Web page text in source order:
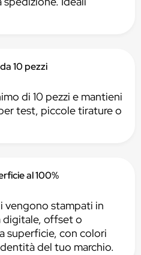
10 pezzi
di 10 pezzi e mantieni
test, piccole tirature o
al 100%
vengono stampati in
digitale, offset o
superficie, con colori
del tuo marchio.